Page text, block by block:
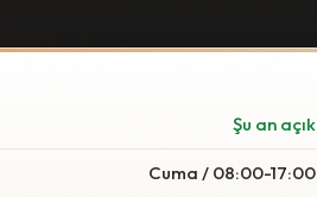
Şu an açık
Cuma / 08:00-17:00